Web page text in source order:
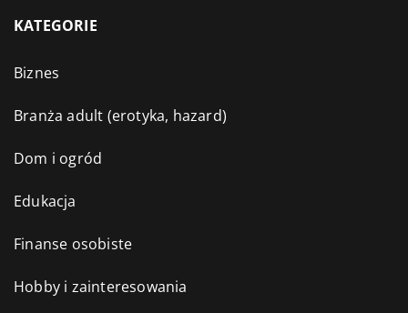
KATEGORIE
Biznes
Branża adult (erotyka, hazard)
Dom i ogród
Edukacja
Finanse osobiste
Hobby i zainteresowania